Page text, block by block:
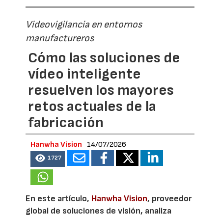
Videovigilancia en entornos
manufactureros
Cómo las soluciones de
vídeo inteligente
resuelven los mayores
retos actuales de la
fabricación
Hanwha Vision 14/07/2026
1727
En este artículo, Hanwha Vision, proveedor
global de soluciones de visión, analiza